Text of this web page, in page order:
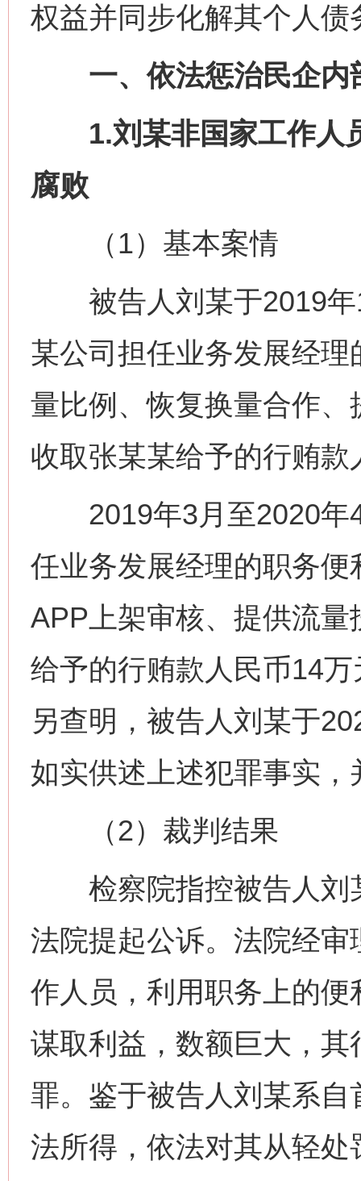
权益并同步化解其个人债
一、依法惩治民企内
1.刘某非国家工作人
腐败
（1）基本案情
被告人刘某于2019年
某公司担任业务发展经
量比例、恢复换量合作
收取张某某给予的行贿
2019年3月至2020年4
任业务发展经理的职务
APP上架审核、提供流
给予的行贿款人民币14万
另查明，被告人刘某于
如实供述上述犯罪事实
（2）裁判结果
检察院指控被告人刘
法院提起公诉。法院经
作人员，利用职务上的
谋取利益，数额巨大，
罪。鉴于被告人刘某系
法所得，依法对其从轻